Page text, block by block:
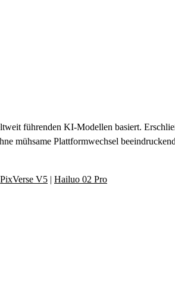
führenden KI-Modellen basiert.
mühsame Plattformwechsel
PixVerse V5 | Hailuo 02 Pro